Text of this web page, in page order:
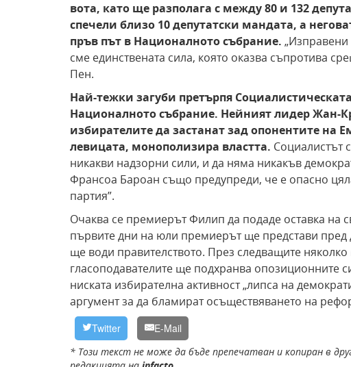
вота, като ще разполага с между 80 и 132
спечели близо 10 депутатски мандата, а
пръв път в Националното събрание. „Изправени
сме единствената сила, която оказва съпротива
Пен.
Най-тежки загуби претърпя
Националното събрание. Нейният лидер Жан-
избирателите да застанат зад опонентите на
левицата, монополизира властта. Социалистът
никакви надзорни сили, и да няма никакъв
Франсоа Бароан също предупреди, че е опасно
партия”.
Очаква се премиерът Филип да подаде оставка на
първите дни на юли премиерът ще представи пред
ще води правителството. През следващите
гласоподавателите ще подхранва опозиционните
ниската избирателна активност „липса на
аргумент за да бламират осъществяването на
Twitter E-Mail
* Този текст не може да бъде препечатван и копиран в